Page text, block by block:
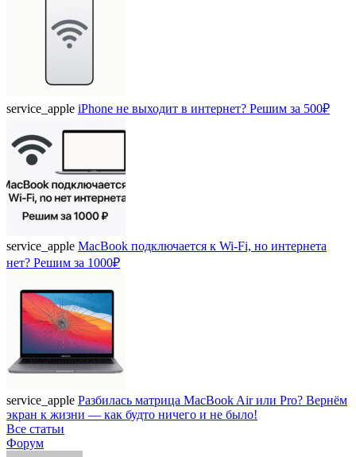
service_apple iPhone не выходит в интернет? Решим за 500₽
service_apple MacBook подключается к Wi-Fi, но интернета
нет? Решим за 1000₽
service_apple Разбилась матрица MacBook Air или Pro? Вернём
экран к жизни — как будто ничего и не было!
Все статьи
Форум